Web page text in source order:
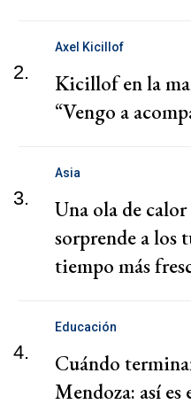
2.
Axel Kicillof
Kicillof en la
“Vengo a
3.
Asia
Una ola de
sorprende a los
tiempo más
4.
Educación
Cuándo
Mendoza: así